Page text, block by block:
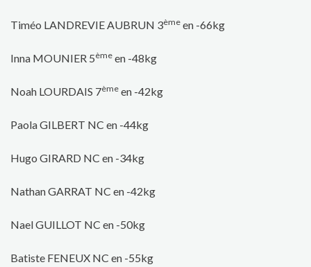
Timéo LANDREVIE AUBRUN 3ème en -66kg
Inna MOUNIER 5ème en -48kg
Noah LOURDAIS 7ème en -42kg
Paola GILBERT NC en -44kg
Hugo GIRARD NC en -34kg
Nathan GARRAT NC en -42kg
Nael GUILLOT NC en -50kg
Batiste FENEUX NC en -55kg